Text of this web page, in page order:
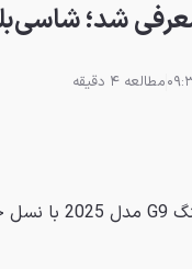
مطالعه 4 دقیقه